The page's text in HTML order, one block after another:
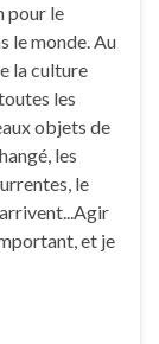
pour le
le monde. Au
la culture
les
objets de
les
le
et je